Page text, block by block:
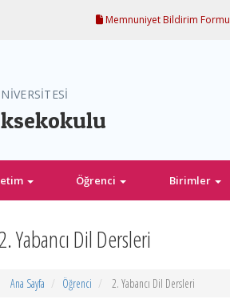
Memnuniyet Bildirim Formu
Öğrenci Birimler
2. Yabancı Dil Dersleri
Ana Sayfa Öğrenci 2. Yabancı Dil Dersleri